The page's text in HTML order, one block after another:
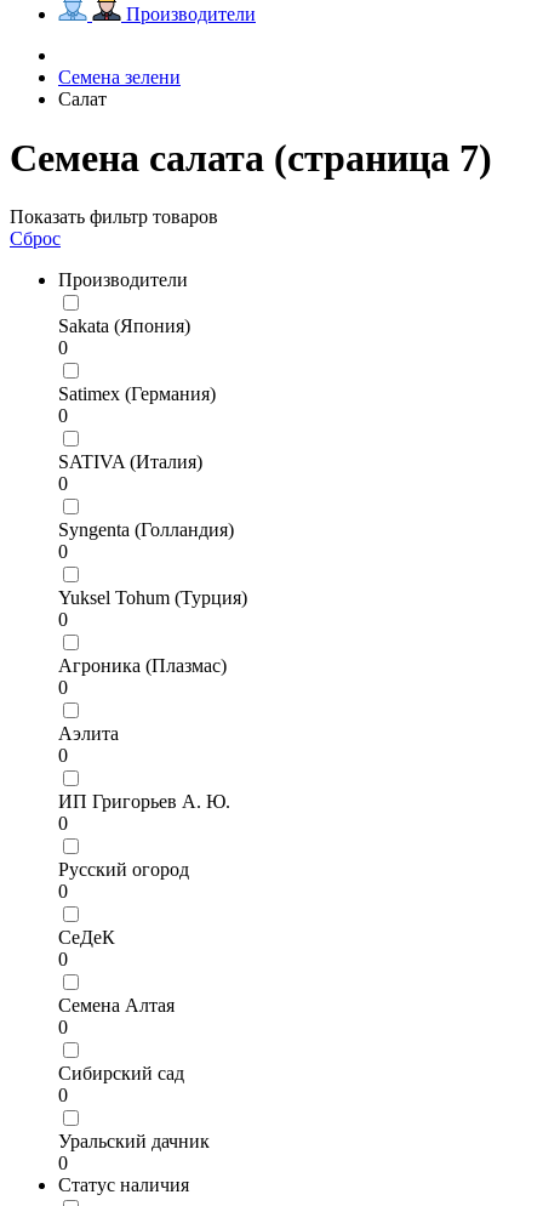
Производители
Семена зелени
Салат
Семена салата (страница 7)
Показать фильтр товаров
Сброс
Производители
Sakata (Япония)
0
Satimex (Германия)
0
SATIVA (Италия)
0
Syngenta (Голландия)
0
Yuksel Tohum (Турция)
0
Агроника (Плазмас)
0
Аэлита
0
ИП Григорьев А. Ю.
0
Русский огород
0
СеДеК
0
Семена Алтая
0
Сибирский сад
0
Уральский дачник
0
Статус наличия